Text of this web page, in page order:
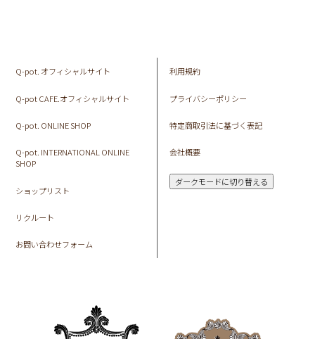
Q-pot. オフィシャルサイト
Q-pot CAFE.オフィシャルサイト
Q-pot. ONLINE SHOP
Q-pot. INTERNATIONAL ONLINE
SHOP
ショップリスト
リクルート
お問い合わせフォーム
利用規約
プライバシーポリシー
特定商取引法に基づく表記
会社概要
ダークモードに切り替える